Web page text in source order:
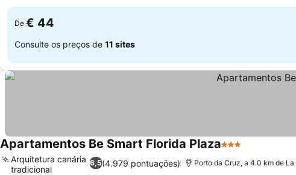
De € 44
Consulte os preços de 11 sites
Apartamentos Be Smart Florida Plaza3 Estrelas
6,5(4.979 pontuações)
Arquitetura canária
tradicional
Porto da Cruz, a 4.0 km de La